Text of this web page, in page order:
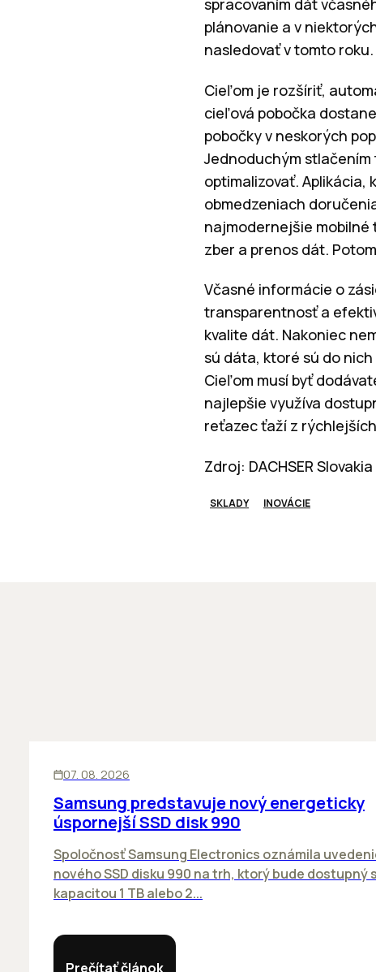
spracovaním dát
plánovanie a v
nasledovať v tomto roku.
Cieľom je rozšíriť,
cieľová pobočka
pobočky v neskorých
Jednoduchým
optimalizovať.
obmedzeniach
najmodernejšie
zber a prenos dát.
Včasné informácie o
transparentnosť a
kvalite dát. Nakoniec
sú dáta, ktoré sú do
Cieľom musí byť
najlepšie využíva
reťazec ťaží z
Zdroj: DACHSER Slovakia
SKLADY INOVÁCIE
07. 08. 2026
Samsung predstavuje nový energeticky
úspornejší SSD disk 990
Spoločnosť Samsung Electronics oznámila
nového SSD disku 990 na trh, ktorý bude dostupný s
kapacitou 1 TB alebo 2...
Prečítať článok